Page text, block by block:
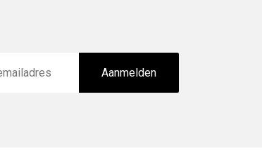
Aanmelden